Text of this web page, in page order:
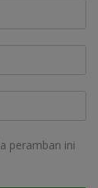
peramban ini